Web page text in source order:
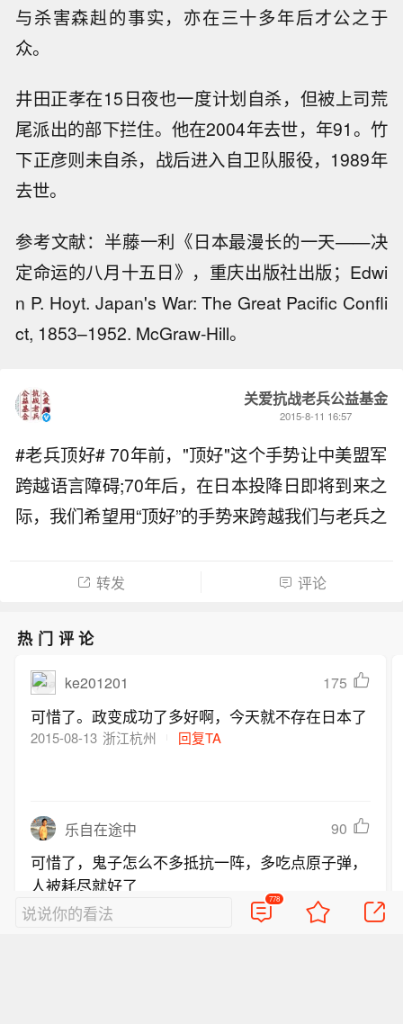
与杀害森赳的事实，亦在三十多年后才公之于
众。
井田正孝在15日夜也一度计划自杀，但被上司荒
尾派出的部下拦住。他在2004年去世，年91。竹
下正彦则未自杀，战后进入自卫队服役，1989年
去世。
参考文献：半藤一利《日本最漫长的一天——决
定命运的八月十五日》，重庆出版社出版；Edwi
n P. Hoyt. Japan's War: The Great Pacific Confli
ct, 1853–1952. McGraw-Hill。
关爱抗战老兵公益基金
2015-8-11 16:57
#老兵顶好# 70年前，"顶好"这个手势让中美盟军
跨越语言障碍;70年后，在日本投降日即将到来之
际，我们希望用“顶好”的手势来跨越我们与老兵之
公益 共同发起#老兵顶好#的话题，特别邀请各位
转发 评论
热门评论
ke201201 175
可惜了。政变成功了多好啊，今天就不存在日本了
2015-08-13 浙江杭州 回复TA
乐自在途中 90
可惜了，鬼子怎么不多抵抗一阵，多吃点原子弹，
人被耗尽就好了
2015-08-13 天津
说说你的看法
778